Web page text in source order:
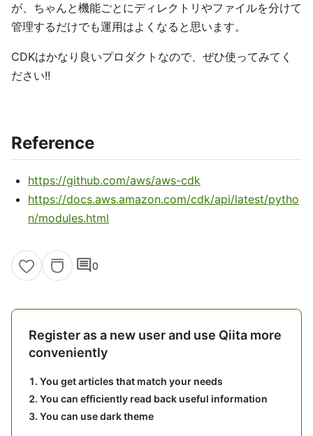
が、ちゃんと機能ごとにディレクトリやファイルを分けて
管理するだけでも運用はよくなると思います。
CDKはかなり良いプロダクトなので、ぜひ使ってみてく
ださい!!
Reference
https://github.com/aws/aws-cdk
https://docs.aws.amazon.com/cdk/api/latest/pytho
n/modules.html
comment0
Register as a new user and use Qiita more
conveniently
You get articles that match your needs
You can efficiently read back useful information
You can use dark theme